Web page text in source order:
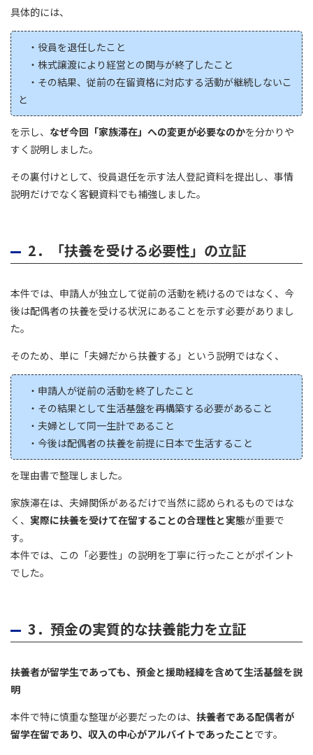
具体的には、
・役員を退任したこと
・株式譲渡により経営との関与が終了したこと
・その結果、従前の在留資格に対応する活動が継続しないこ
と
を示し、 なぜ今回「家族滞在」への変更が必要なのかを分かりや
すく説明しました。
その裏付けとして、役員退任を示す法人登記資料を提出し、事情
説明だけでなく客観資料でも補強しました。
2．「扶養を受ける必要性」の立証
本件では、申請人が独立して従前の活動を続けるのではなく、今
後は配偶者の扶養を受ける状況にあることを示す必要がありまし
た。
そのため、単に「夫婦だから扶養する」という説明ではなく、
・申請人が従前の活動を終了したこと
・その結果として生活基盤を再構築する必要があること
・夫婦として同一生計であること
・今後は配偶者の扶養を前提に日本で生活すること
を理由書で整理しました。
家族滞在は、夫婦関係があるだけで当然に認められるものではな
く、 実際に扶養を受けて在留することの合理性と実態が重要で
す。
本件では、この「必要性」の説明を丁寧に行ったことがポイント
でした。
3．預金の実質的な扶養能力を立証
扶養者が留学生であっても、預金と援助経緯を含めて生活基盤を説
明
本件で特に慎重な整理が必要だったのは、 扶養者である配偶者が
留学在留であり、収入の中心がアルバイトであったことです。